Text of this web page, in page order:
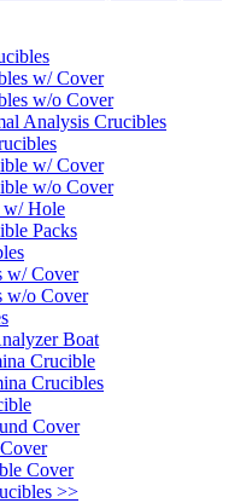
w/ Cover
w/o Cover
Analysis Crucibles
w/ Cover
w/o Cover
w/ Hole
Packs
w/ Cover
w/o Cover
Boat
Crucible
Crucibles
Cover
Cover
>>